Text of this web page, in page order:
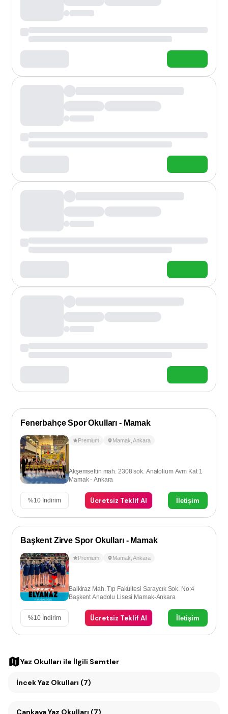
Fenerbahçe Spor Okulları - Mamak
Premium Mamak ,Ankara
Akşemsettin mah. 2308 sok. Anatolium Avm Kat 1
Mamak - Ankara
%10 İndirim Ücretsiz Teklif Al İletişim
Başkent Zirve Spor Okulları - Mamak
Premium Mamak ,Ankara
Balkiraz Mah. Tıp Fakültesi Saraycık Sok. No:4
Başkent Anadolu Lisesi Mamak-Ankara
%10 İndirim Ücretsiz Teklif Al İletişim
Yaz Okulları ile İlgili Semtler
İncek Yaz Okulları (7)
Çankaya Yaz Okulları (7)